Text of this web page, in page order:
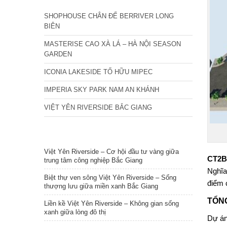
điểm
Dự
SHOPHOUSE CHÂN ĐẾ BERRIVER LONG
BIÊN
MASTERISE CAO XÀ LÁ – HÀ NỘI SEASON
GARDEN
ICONIA LAKESIDE TỐ HỮU MIPEC
IMPERIA SKY PARK NAM AN KHÁNH
VIỆT YÊN RIVERSIDE BẮC GIANG
Việt Yên Riverside – Cơ hội đầu tư vàng giữa
trung tâm công nghiệp Bắc Giang
Biệt thự ven sông Việt Yên Riverside – Sống
thượng lưu giữa miền xanh Bắc Giang
Liền kề Việt Yên Riverside – Không gian sống
xanh giữa lòng đô thị